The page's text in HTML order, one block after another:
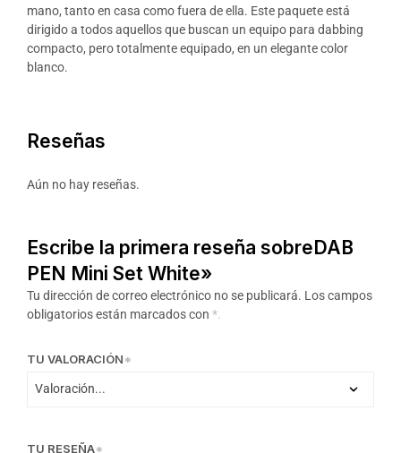
mano, tanto en casa como fuera de ella. Este paquete está
dirigido a todos aquellos que buscan un equipo para dabbing
compacto, pero totalmente equipado, en un elegante color
blanco.
Reseñas
Aún no hay reseñas.
Escribe la primera reseña sobreDAB
PEN Mini Set White»
Tu dirección de correo electrónico no se publicará. Los campos
obligatorios están marcados con *.
TU VALORACIÓN*
TU RESEÑA*